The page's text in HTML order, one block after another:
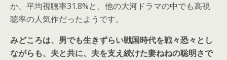
か、平均視聴率31.8%と、他の大河ドラマの中でも高視
聴率の人気作だったようです。
みどころは、男でも生きずらい戦国時代を戦々恐々とし
ながらも、夫と共に、夫を支え続けた妻ねねの聡明さで